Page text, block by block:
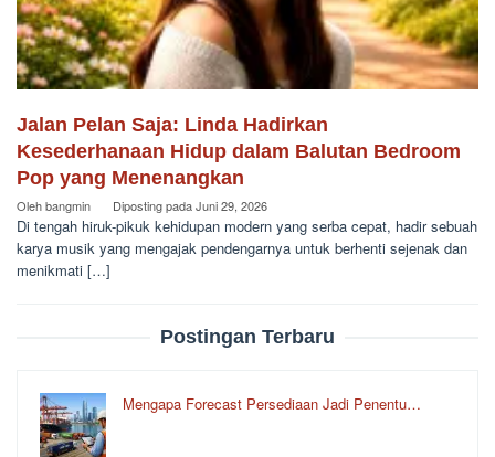
Jalan Pelan Saja: Linda Hadirkan
Kesederhanaan Hidup dalam Balutan Bedroom
Pop yang Menenangkan
Olehbangmin Diposting padaJuni 29, 2026
Di tengah hiruk-pikuk kehidupan modern yang serba cepat, hadir sebuah
karya musik yang mengajak pendengarnya untuk berhenti sejenak dan
menikmati […]
Postingan Terbaru
Mengapa Forecast Persediaan Jadi Penentu…